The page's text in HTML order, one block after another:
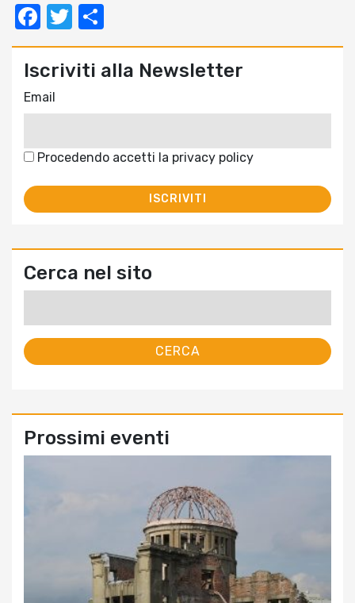
Facebook
Twitter
Iscriviti alla Newsletter
Email
Procedendo accetti la privacy policy
Cerca nel sito
Prossimi eventi